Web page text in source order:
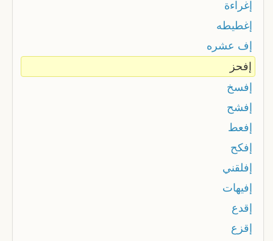
إغراءة
إغطيطه
إف عشره
إفحز
إفسخ
إفشح
إفعط
إفكح
إفلقني
إفيهات
إقدع
إقزع